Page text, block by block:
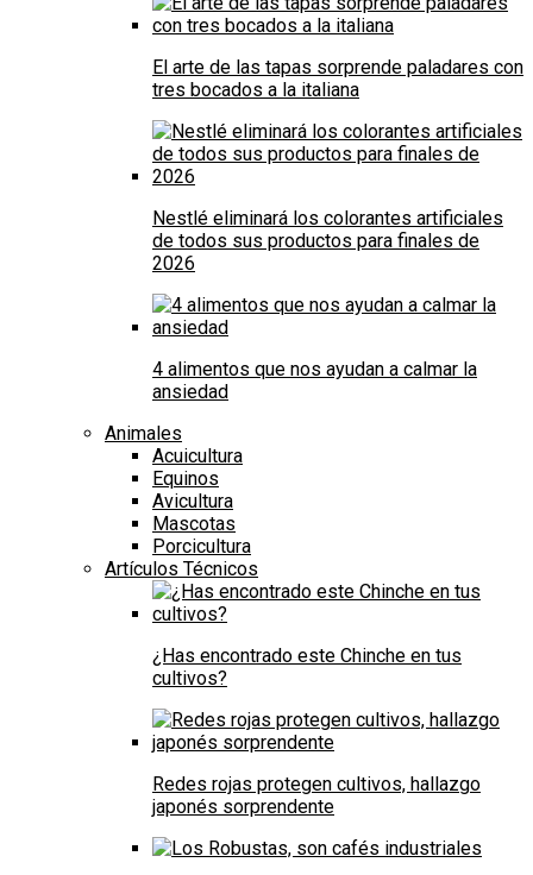
El arte de las tapas sorprende paladares con
tres bocados a la italiana
Nestlé eliminará los colorantes artificiales
de todos sus productos para finales de
2026
4 alimentos que nos ayudan a calmar la
ansiedad
Animales
Acuicultura
Equinos
Avicultura
Mascotas
Porcicultura
Artículos Técnicos
¿Has encontrado este Chinche en tus
cultivos?
Redes rojas protegen cultivos, hallazgo
japonés sorprendente